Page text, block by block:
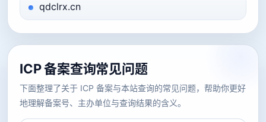
qdclrx.cn
ICP 备案查询常见问题
下面整理了关于 ICP 备案与本站查询的常见问题，帮助你更好
地理解备案号、主办单位与查询结果的含义。